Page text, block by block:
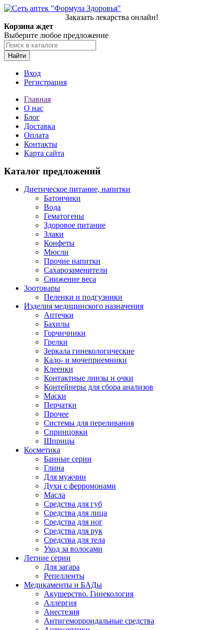
Заказать лекарства онлайн!
Корзина ждет
Выберите любое предложение
Найти
Вход
Регистрация
Главная
О нас
Блог
Доставка
Оплата
Контакты
Карта сайта
Каталог предложений
Диетическое питание, напитки
Батончики
Вода
Гематогены
Здоровое питание
Злаки
Конфеты
Мюсли
Прочие напитки
Сахарозаменители
Снижение веса
Зоотовары
Пеленки и подгузники
Изделия медицинского назначения
Аптечки
Бахилы
Горчичники
Грелки
Зеркала гинекологические
Кало- и мочеприемники
Клеенки
Контактные линзы и очки
Контейнеры для сбора анализов
Маски
Перчатки
Прочее
Системы для переливания
Спринцовки
Шприцы
Косметика
Банные серии
Глина
Для мужчин
Духи с ферромонами
Масла
Средства для губ
Средства для лица
Средства для ног
Средства для рук
Средства для тела
Уход за волосами
Летние серии
Для загара
Репелленты
Медикаменты и БАДы
Акушерство. Гинекология
Аллергия
Анестезия
Антигеморроидальные средства